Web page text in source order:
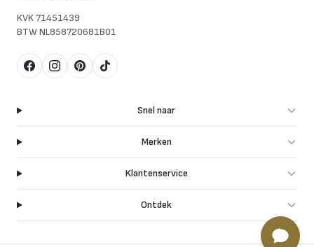
KVK71451439
BTWNL858720681B01
FacebookInstagram
Pinterest
TikTok
Snel naar
Merken
Klantenservice
Ontdek